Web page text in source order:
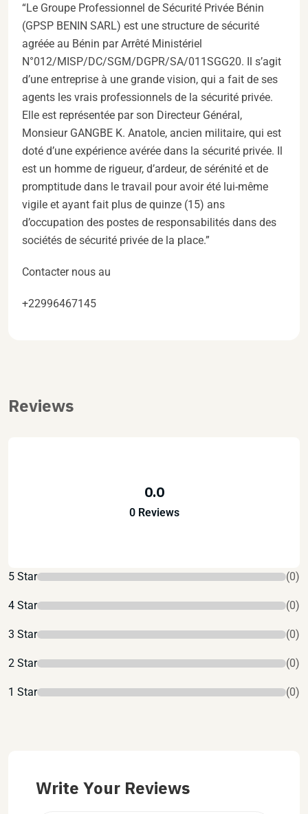
“Le Groupe Professionnel de Sécurité Privée Bénin
(GPSP BENIN SARL) est une structure de sécurité
agréée au Bénin par Arrêté Ministériel
N°012/MISP/DC/SGM/DGPR/SA/011SGG20. Il s’agit
d’une entreprise à une grande vision, qui a fait de ses
agents les vrais professionnels de la sécurité privée.
Elle est représentée par son Directeur Général,
Monsieur GANGBE K. Anatole, ancien militaire, qui est
doté d’une expérience avérée dans la sécurité privée. Il
est un homme de rigueur, d’ardeur, de sérénité et de
promptitude dans le travail pour avoir été lui-même
vigile et ayant fait plus de quinze (15) ans
d’occupation des postes de responsabilités dans des
sociétés de sécurité privée de la place.”
Contacter nous au
+22996467145
Reviews
0.0
0 Reviews
5 Star (0)
4 Star (0)
3 Star (0)
2 Star (0)
1 Star (0)
Write Your Reviews